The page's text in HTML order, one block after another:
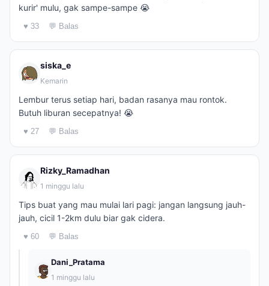
kurir' mulu, gak sampe-sampe 😭
♥ 33 💬 Balas
siska_e
Kemarin
Lembur terus setiap hari, badan rasanya mau rontok.
Butuh liburan secepatnya! 😭
♥ 27 💬 Balas
Rizky_Ramadhan
1 minggu lalu
Tips buat yang mau mulai lari pagi: jangan langsung jauh-
jauh, cicil 1-2km dulu biar gak cidera.
♥ 60 💬 Balas
Dani_Pratama
1 minggu lalu